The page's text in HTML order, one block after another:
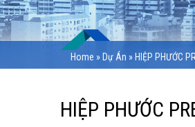
Home » Dự Án » HIỆP PHƯỚC
HIỆP PHƯỚC